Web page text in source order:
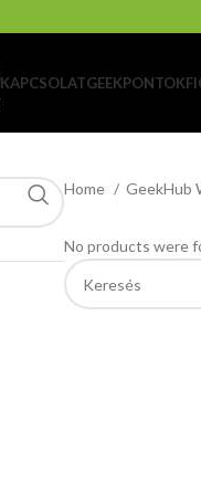
KAPCSOLATGEEKPONTOK
Home GeekHub
No products were